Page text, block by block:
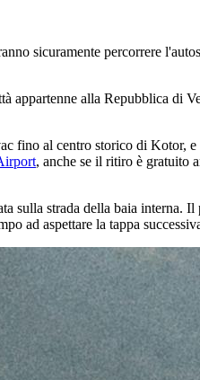
sicuramente percorrere
appartenne alla Repubblica di
fino al centro storico di Kotor, e
, anche se il ritiro è gratuito
sulla strada della baia interna.
ad aspettare la tappa